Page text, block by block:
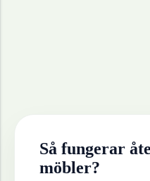
Så fungerar
möbler?